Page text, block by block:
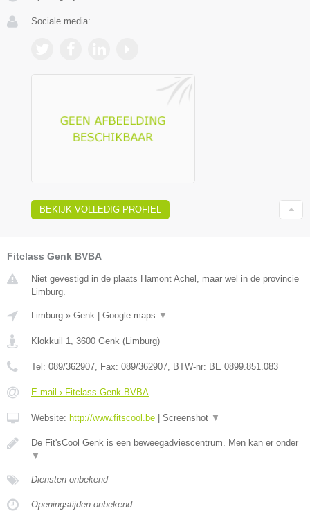
Sociale media:
BEKIJK VOLLEDIG PROFIEL
Fitclass Genk BVBA
Niet gevestigd in de plaats Hamont Achel, maar wel in de provincie
Limburg.
Limburg » Genk Google maps ▼
Klokkuil 1, 3600 Genk (Limburg)
Tel: 089/362907, Fax: 089/362907, BTW-nr: BE 0899.851.083
E-mail › Fitclass Genk BVBA
Website: http://www.fitscool.be Screenshot ▼
De Fit'sCool Genk is een beweegadviescentrum. Men kan er onder
▼
Diensten onbekend
Openingstijden onbekend